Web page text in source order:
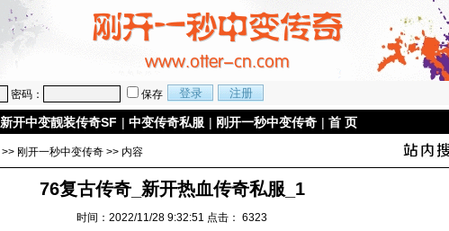
密码： 保存
新开中变靓装传奇SF | 中变传奇私服 | 刚开一秒中变传奇 | 首 页
>> 刚开一秒中变传奇 >> 内容
76复古传奇_新开热血传奇私服_1
时间：2022/11/28 9:32:51 点击： 6323